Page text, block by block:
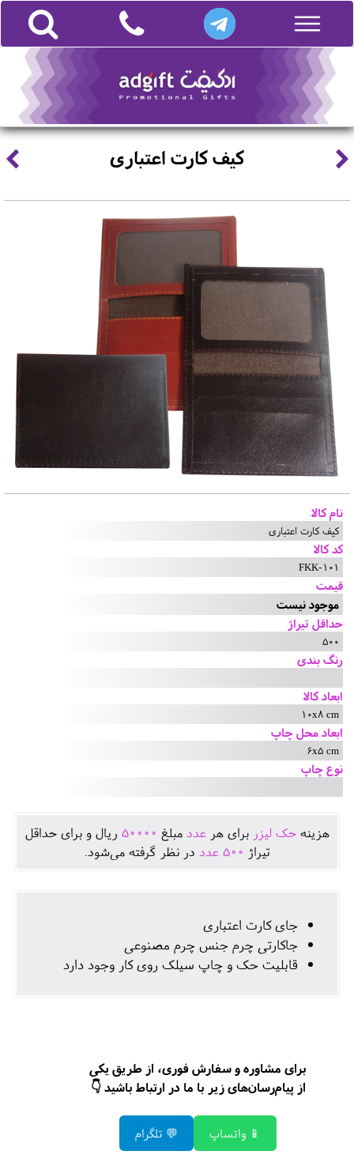
کیف کارت اعتباری
نام کالا
کیف کارت اعتباری
کد کالا
FKK-101
قیمت
موجود نیست
حداقل تیراژ
500
رنگ بندی
ابعاد کالا
10x8 cm
ابعاد محل چاپ
6x5 cm
نوع چاپ
هزينهحک لیزر برای هرعدد مبلغ 50000 ريال و برای حداقل
تيراژ 500 عدد در نظر گرفته می‌شود.
جای کارت اعتباری
جاکارتی چرم جنس چرم مصنوعی
قابلیت حک و چاپ سیلک روی کار وجود دارد
برای مشاوره و سفارش فوری، از طریق یکی
از پیام‌رسان‌های زیر با ما در ارتباط باشید 👇
📱 واتساپ 💬 تلگرام